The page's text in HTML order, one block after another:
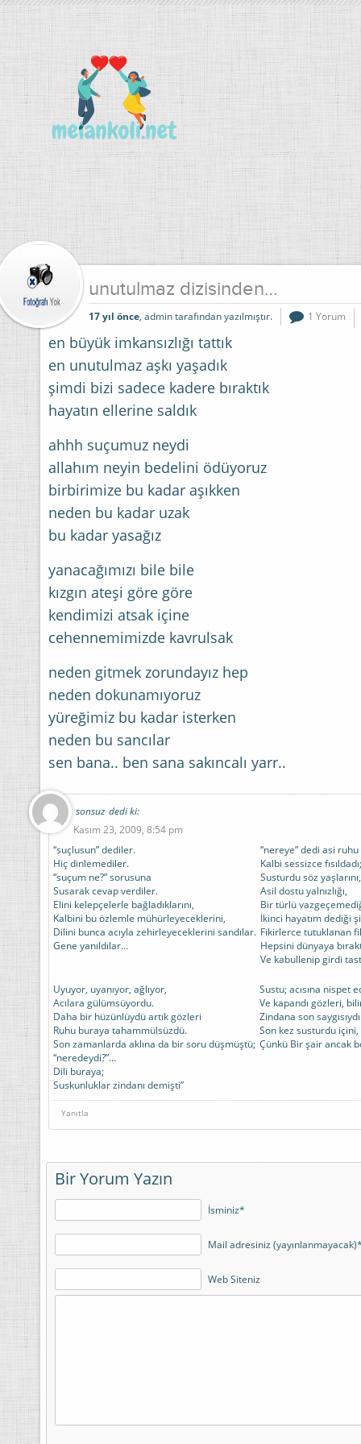
unutulmaz dizisinden…
17 yıl önce, admin tarafından yazılmıştır. 1 Yorum
en büyük imkansızlığı tattık
en unutulmaz aşkı yaşadık
şimdi bizi sadece kadere bıraktık
hayatın ellerine saldık
ahhh suçumuz neydi
allahım neyin bedelini ödüyoruz
birbirimize bu kadar aşıkken
neden bu kadar uzak
bu kadar yasağız
yanacağımızı bile bile
kızgın ateşi göre göre
kendimizi atsak içine
cehennemimizde kavrulsak
neden gitmek zorundayız hep
neden dokunamıyoruz
yüreğimiz bu kadar isterken
neden bu sancılar
sen bana.. ben sana sakıncalı yarr..
sonsuz dedi ki:
Kasım 23, 2009, 8:54 pm
“suçlusun” dediler.
Hiç dinlemediler.
“suçum ne?” sorusuna
Susarak cevap verdiler.
Elini kelepçelerle bağladıklarını,
Kalbini bu özlemle mühürleyeceklerini,
Dilini bunca acıyla zehirleyeceklerini sandılar.
Gene yanıldılar…
“nereye” dedi asi ruhu
Kalbi sessizce
Susturdu söz
Asil dostu yalnızlığı,
Bir türlü
İkinci hayatım dediği
Fikirlerce tutuklanan
Hepsini dünyaya
Ve kabullenip girdi
Uyuyor, uyanıyor, ağlıyor,
Acılara gülümsüyordu.
Daha bir hüzünlüydü artık gözleri
Ruhu buraya tahammülsüzdü.
Son zamanlarda aklına da bir soru düşmüştü;
“neredeydi?”…
Dili buraya;
Suskunluklar zindanı demişti”
Sustu; acısına nispet
Ve kapandı gözleri,
Zindana son
Son kez susturdu içini,
Çünkü Bir şair ancak
Yanıtla
Bir Yorum Yazın
İsminiz*
Mail adresiniz
Web Siteniz